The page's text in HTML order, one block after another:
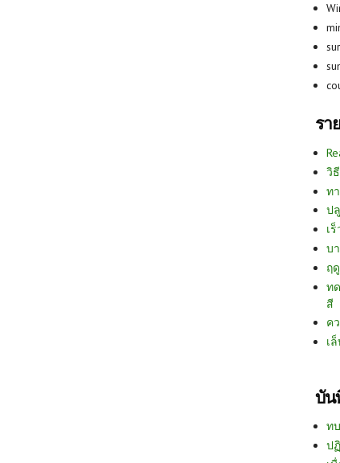
รา
วิ
ท
ป
เ
บ
ฤ
ท
สี
ค
เ
บัน
ท
ป